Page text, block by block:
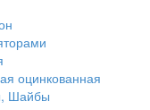
оцинкованная
Шайбы